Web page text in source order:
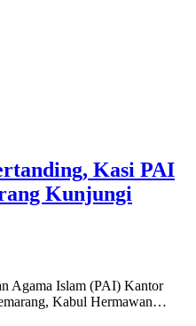
Kasi PAI
Kunjungi
Agama Islam (PAI) Kantor
Kabul Hermawan…